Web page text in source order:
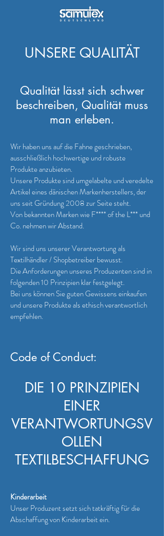
UNSERE QUALITÄT
Qualität lässt sich schwer
beschreiben, Qualität muss
man erleben.
Wir haben uns auf die Fahne geschrieben,
ausschließlich hochwertige und robuste
Produkte anzubieten.
Unsere Produkte sind umgelabelte und veredelte
Artikel eines dänischen Markenherstellers, der
uns seit Gründung 2008 zur Seite steht.
Von bekannten Marken wie F**** of the L*** und
Co. nehmen wir Abstand.
Wir sind uns unserer Verantwortung als
Textilhändler / Shopbetreiber bewusst.
Die Anforderungen unseres Produzenten sind in
folgenden 10 Prinzipien klar festgelegt.
Bei uns können Sie guten Gewissens einkaufen
und unsere Produkte als ethisch verantwortlich
empfehlen.
Code of Conduct:
DIE 10 PRINZIPIEN
EINER
VERANTWORTUNGSV
OLLEN
TEXTILBESCHAFFUNG
Kinderarbeit
Unser Produzent setzt sich tatkräftig für die
Abschaffung von Kinderarbeit ein.